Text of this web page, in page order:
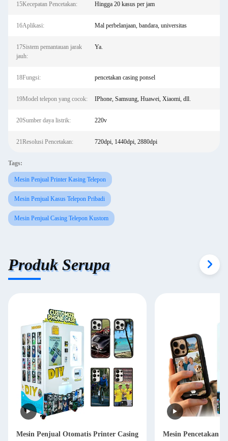
15Kecepatan Pencetakan: Hingga 20 kasus per jam
16Aplikasi: Mal perbelanjaan, bandara, universitas
17Sistem pemantauan jarak
jauh:
Ya.
18Fungsi: pencetakan casing ponsel
19Model telepon yang cocok: IPhone, Samsung, Huawei, Xiaomi, dll.
20Sumber daya listrik: 220v
21Resolusi Pencetakan: 720dpi, 1440dpi, 2880dpi
Tags:
Mesin Penjual Printer Kasing Telepon
Mesin Penjual Kasus Telepon Pribadi
Mesin Penjual Casing Telepon Kustom
Produk Serupa
Mesin Penjual Otomatis Printer Casing
Mesin Pencetakan